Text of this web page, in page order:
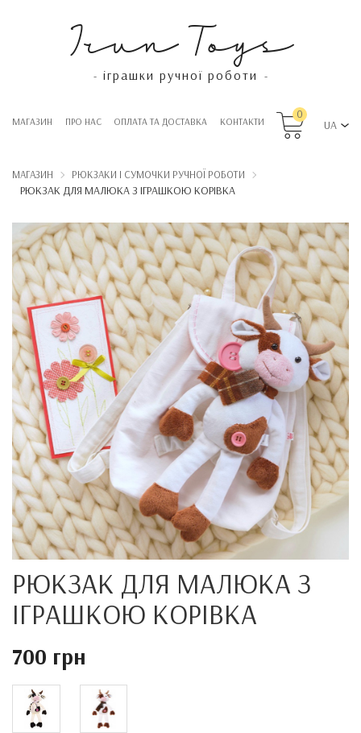
Irun Toys
- іграшки ручної роботи -
МАГАЗИН ПРО НАС OПЛАТА ТА ДОСТАВКА КОНТАКТИ
0
UA
МАГАЗИН РЮКЗАКИ І СУМОЧКИ РУЧНОЇ РОБОТИ
РЮКЗАК ДЛЯ МАЛЮКА З ІГРАШКОЮ КОРІВКА
РЮКЗАК ДЛЯ МАЛЮКА З
ІГРАШКОЮ КОРІВКА
700 грн